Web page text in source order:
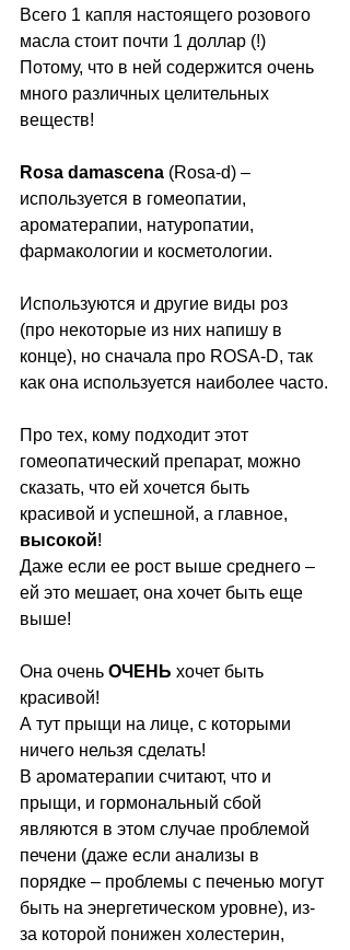
Всего 1 капля настоящего розового
масла стоит почти 1 доллар (!)
Потому, что в ней содержится очень
много различных целительных
веществ!
Rosa damascena (Rosa-d) –
используется в гомеопатии,
ароматерапии, натуропатии,
фармакологии и косметологии.
Используются и другие виды роз
(про некоторые из них напишу в
конце), но сначала про ROSA-D, так
как она используется наиболее часто.
Про тех, кому подходит этот
гомеопатический препарат, можно
сказать, что ей хочется быть
красивой и успешной, а главное,
высокой!
Даже если ее рост выше среднего –
ей это мешает, она хочет быть еще
выше!
Она очень ОЧЕНЬ хочет быть
красивой!
А тут прыщи на лице, с которыми
ничего нельзя сделать!
В ароматерапии считают, что и
прыщи, и гормональный сбой
являются в этом случае проблемой
печени (даже если анализы в
порядке – проблемы с печенью могут
быть на энергетическом уровне), из-
за которой понижен холестерин,